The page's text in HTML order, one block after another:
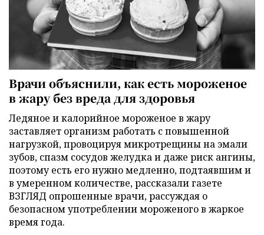
Врачи объяснили, как есть мороженое
в жару без вреда для здоровья
Ледяное и калорийное мороженое в жару
заставляет организм работать с повышенной
нагрузкой, провоцируя микротрещины на эмали
зубов, спазм сосудов желудка и даже риск ангины,
поэтому есть его нужно медленно, подтаявшим и
в умеренном количестве, рассказали газете
ВЗГЛЯД опрошенные врачи, рассуждая о
безопасном употреблении мороженого в жаркое
время года.